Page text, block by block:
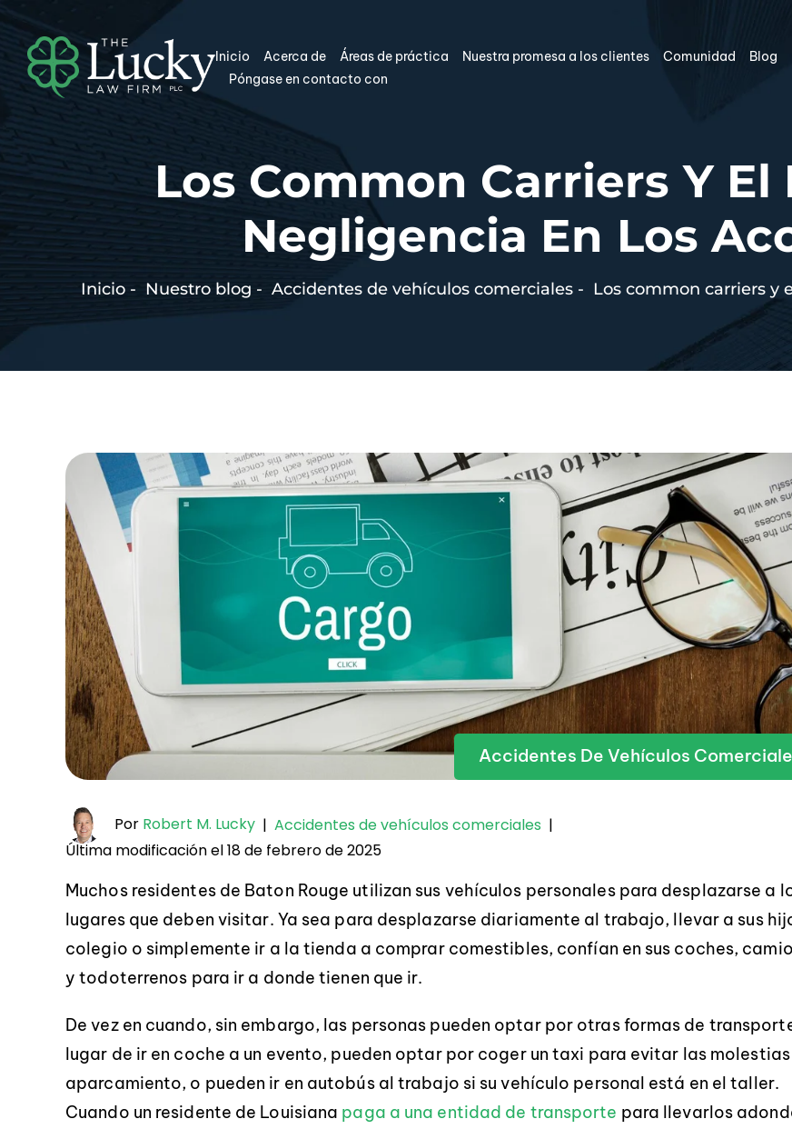
Inicio Acerca de Áreas de práctica Nuestra promesa a los clientes Comunidad
Blog
Póngase en contacto con
Los Common Carriers Y El
Negligencia En Los
Inicio- Nuestro blog - Accidentes de vehículos comerciales- Los common carriers y
Accidentes De Vehículos
Por Robert M. Lucky | Accidentes de vehículos comerciales |
Última modificación el 18 de febrero de 2025
Muchos residentes de Baton Rouge utilizan sus vehículos personales para desplazarse a
lugares que deben visitar. Ya sea para desplazarse diariamente al trabajo, llevar a sus
colegio o simplemente ir a la tienda a comprar comestibles, confían en sus coches,
y todoterrenos para ir a donde tienen que ir.
De vez en cuando, sin embargo, las personas pueden optar por otras formas de
lugar de ir en coche a un evento, pueden optar por coger un taxi para evitar las
aparcamiento, o pueden ir en autobús al trabajo si su vehículo personal está en el taller.
Cuando un residente de Louisiana paga a una entidad de transporte para llevarlos